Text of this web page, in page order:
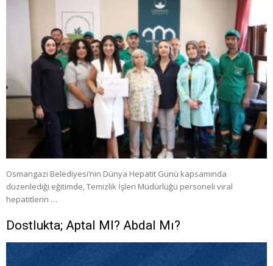
Osmangazi Belediyesi’nin Dünya Hepatit Günü kapsamında
düzenlediği eğitimde, Temizlik İşleri Müdürlüğü personeli viral
hepatitlerin …
Dostlukta; Aptal MI? Abdal Mı?